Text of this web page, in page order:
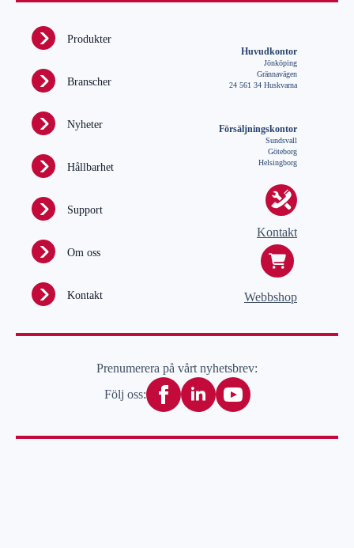
Produkter
Branscher
Nyheter
Hållbarhet
Support
Om oss
Kontakt
Huvudkontor
Jönköping
Grännavägen
24 561 34 Huskvarna
Försäljningskontor
Sundsvall
Göteborg
Helsingborg
Kontakt
Webbshop
Prenumerera på vårt nyhetsbrev:
Följ oss: